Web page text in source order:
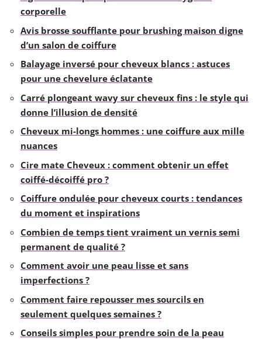
corporelle
Avis brosse soufflante pour brushing maison digne
d’un salon de coiffure
Balayage inversé pour cheveux blancs : astuces
pour une chevelure éclatante
Carré plongeant wavy sur cheveux fins : le style qui
donne l’illusion de densité
Cheveux mi-longs hommes : une coiffure aux mille
nuances
Cire mate Cheveux : comment obtenir un effet
coiffé-décoiffé pro ?
Coiffure ondulée pour cheveux courts : tendances
du moment et inspirations
Combien de temps tient vraiment un vernis semi
permanent de qualité ?
Comment avoir une peau lisse et sans
imperfections ?
Comment faire repousser mes sourcils en
seulement quelques semaines ?
Conseils simples pour prendre soin de la peau